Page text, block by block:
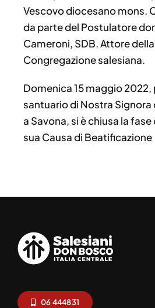
Vescovo diocesano mons.
da parte del Postulatore
Cameroni, SDB. Attore
Congregazione salesiana.
Domenica 15 maggio 2022,
santuario di Nostra Signora
a Savona, si è chiusa la
sua Causa di Beatificazione
06 444831